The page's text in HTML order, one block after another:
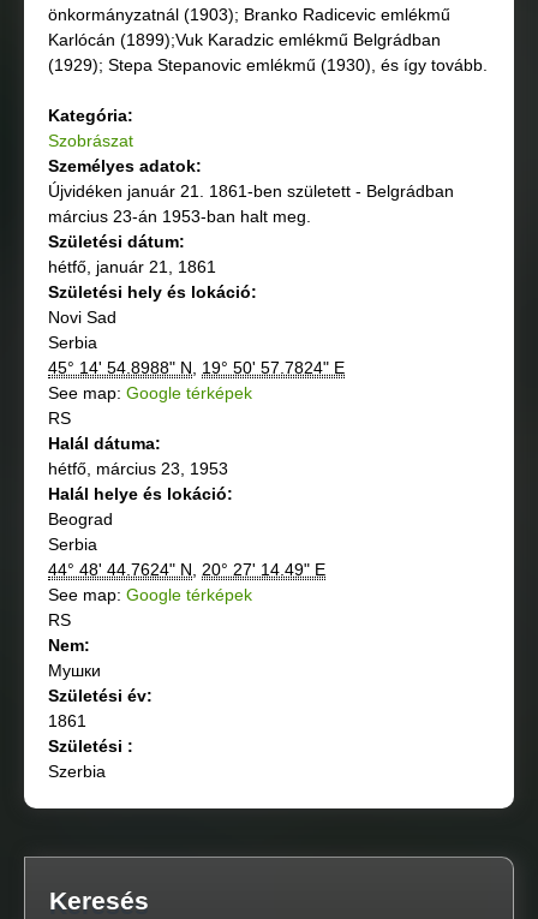
önkormányzatnál (1903); Branko Radicevic emlékmű
Karlócán (1899);Vuk Karadzic emlékmű Belgrádban
(1929); Stepa Stepanovic emlékmű (1930), és így tovább.
Kategória:
Szobrászat
Személyes adatok:
Újvidéken január 21. 1861-ben született - Belgrádban
március 23-án 1953-ban halt meg.
Születési dátum:
hétfő, január 21, 1861
Születési hely és lokáció:
Novi Sad
Serbia
45° 14' 54.8988" N
19° 50' 57.7824" E
See map: Google térképek
RS
Halál dátuma:
hétfő, március 23, 1953
Halál helye és lokáció:
Beograd
Serbia
44° 48' 44.7624" N
20° 27' 14.49" E
See map: Google térképek
RS
Nem:
Мушки
Születési év:
1861
Születési :
Szerbia
Keresés